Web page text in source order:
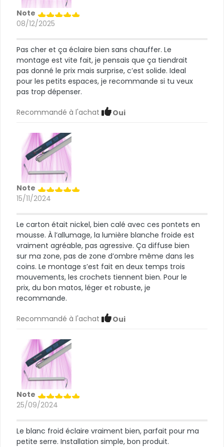
Note
08/12/2025
Pas cher et ça éclaire bien sans chauffer. Le
montage est vite fait, je pensais que ça tiendrait
pas donné le prix mais surprise, c’est solide. Ideal
pour les petits espaces, je recommande si tu veux
pas trop dépenser.
Recommandé à l'achat Oui
Note
15/11/2024
Le carton était nickel, bien calé avec ces pontets en
mousse. À l’allumage, la lumière blanche froide est
vraiment agréable, pas agressive. Ça diffuse bien
sur ma zone, pas de zone d’ombre même dans les
coins. Le montage s’est fait en deux temps trois
mouvements, les crochets tiennent bien. Pour le
prix, du bon matos, léger et robuste, je
recommande.
Recommandé à l'achat Oui
Note
25/09/2024
Le blanc froid éclaire vraiment bien, parfait pour ma
petite serre. Installation simple, bon produit.